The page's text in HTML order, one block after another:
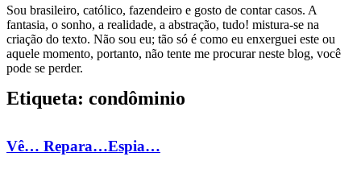
Sou brasileiro, católico, fazendeiro e gosto de contar casos. A
fantasia, o sonho, a realidade, a abstração, tudo! mistura-se na
criação do texto. Não sou eu; tão só é como eu enxerguei este ou
aquele momento, portanto, não tente me procurar neste blog, você
pode se perder.
Etiqueta: condôminio
Vê… Repara…Espia…